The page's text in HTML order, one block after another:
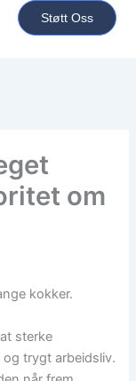
Støtt Oss
om
kokker.
sterke
trygt arbeidsliv.